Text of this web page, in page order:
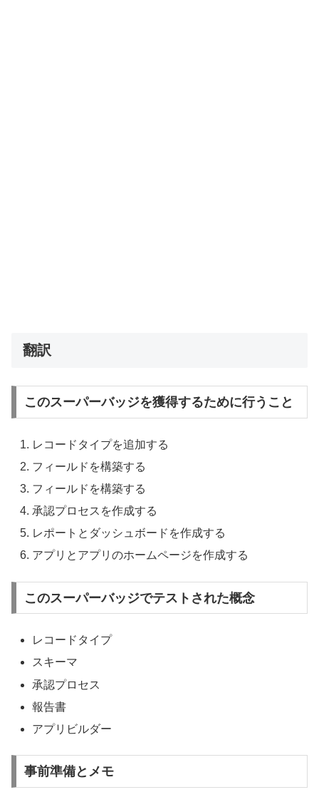
翻訳
このスーパーバッジを獲得するために行うこと
レコードタイプを追加する
フィールドを構築する
フィールドを構築する
承認プロセスを作成する
レポートとダッシュボードを作成する
アプリとアプリのホームページを作成する
このスーパーバッジでテストされた概念
レコードタイプ
スキーマ
承認プロセス
報告書
アプリビルダー
事前準備とメモ